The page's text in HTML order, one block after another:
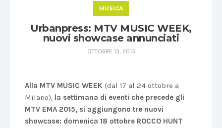
MUSICA
Urbanpress: MTV MUSIC WEEK,
nuovi showcase annunciati
OTTOBRE 13, 2015
Alla MTV MUSIC WEEK (dal 17 al 24 ottobre a
Milano), la settimana di eventi che precede gli
MTV EMA 2015, si aggiungono tre nuovi
showcase: domenica 18 ottobre ROCCO HUNT